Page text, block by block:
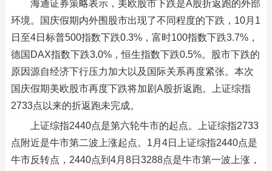
海通证券策略表示，美欧股市下跌是A股折返跑的外部
环境。国庆假期内外围股市出现了不同程度的下跌，10月1
日至4日标普500指数下跌0.3%，富时100指数下跌3.7%，
德国DAX指数下跌3.0%，恒生指数下跌0.5%。股市下跌的
原因源自经济下行压力加大以及国际关系再度紧张。本次
国庆假期美欧股市再度下跌将加剧A股折返跑。上证综指
2733点以来的折返跑未完成。
上证综指2440点是第六轮牛市的起点。上证综指2733
点附近是牛市第二波上涨起点。1月4日上证综指2440点是
牛市反转点，2440点到4月8日3288点是牛市第一波上涨，